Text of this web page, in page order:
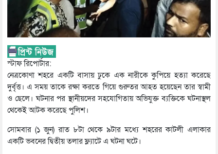
স্টাফ রিপোর্টার:
নেত্রকোণা শহরে একটি বাসায় ঢুকে এক নারীকে কুপিয়ে হত্যা করেছে
দুর্বৃত্ত। এ সময় তাকে রক্ষা করতে গিয়ে গুরুতর আহত হয়েছেন তার স্বামী
ও ছেলে। ঘটনার পর স্থানীয়দের সহযোগিতায় অভিযুক্ত ব্যক্তিকে ঘটনাস্থল
থেকেই আটক করেছে পুলিশ।
সোমবার (১ জুন) রাত ৮টা থেকে ৯টার মধ্যে শহরের কাটলী এলাকার
একটি ভবনের দ্বিতীয় তলার ফ্ল্যাটে এ ঘটনা ঘটে।